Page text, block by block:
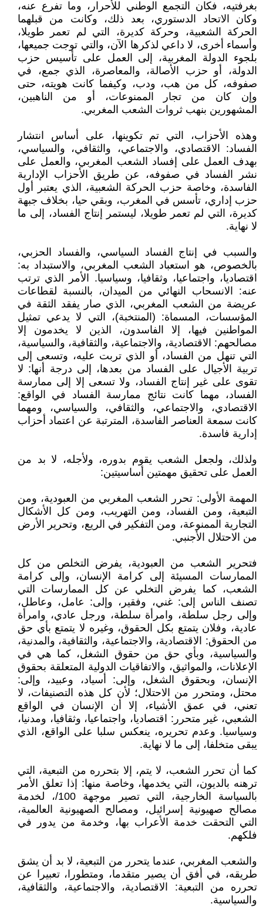
بغرفتيه، فكان التجمع الوطني للأحرار، وما تفرع عنه،
وكان الاتحاد الدستوري، بعد ذلك، وكانت من قبلهما
الحركة الشعبية، وحركة كديرة، التي لم تعمر طويلا،
وأسماء أخرى، لا داعي لذكرها الآن، والتي توجت جميعها،
بلجوء الدولة المغربية، إلى العمل على تأسيس حزب
الدولة، أو حزب الأصالة، والمعاصرة، الذي جمع، في
صفوفه، كل من هب، ودب، وكيفما كانت هويته، حتى
وإن كان من تجار الممنوعات، أو من الناهبين،
المشهورين بنهب ثروات الشعب المغربي.
وهذه الأحزاب، التي تم تكوينها، على أساس انتشار
الفساد: الاقتصادي، والاجتماعي، والثقافي، والسياسي،
بهدف العمل على إفساد الشعب المغربي، والعمل على
نشر الفساد في صفوفه، عن طريق الأحزاب الإدارية
الفاسدة، وخاصة حزب الحركة الشعبية، الذي يعتبر أول
حزب إداري، تأسس في المغرب، وبقي حيا، بخلاف جبهة
كديرة، التي لم تعمر طويلا، ليستمر إنتاج الفساد، إلى ما
لا نهاية.
والسبب في إنتاج الفساد السياسي، والفساد الحزبي،
بالخصوص، هو استعباد الشعب المغربي، والاستبداد به:
اقتصاديا، واجتماعيا، وثقافيا، وسياسيا. الأمر الذي ترتب
عنه: الانسحاب النهائي من الميدان، بالنسبة لقطاعات
عريضة من الشعب المغربي، الذي صار يفقد الثقة في
المؤسسات، المسماة: (المنتخبة)، التي لا يدعي تمثيل
المواطنين فيها، إلا الفاسدون، الذين لا يخدمون إلا
مصالحهم: الاقتصادية، والاجتماعية، والثقافية، والسياسية،
التي تنهل من الفساد، أو الذي تربت عليه، وتسعى إلى
تربية الأجيال على الفساد من بعدها، إلى درجة أنها: لا
تقوى على غير إنتاج الفساد، ولا تسعى إلا إلى ممارسة
الفساد، مهما كانت نتائج ممارسة الفساد في الواقع:
الاقتصادي، والاجتماعي، والثقافي، والسياسي، ومهما
كانت سمعة العناصر الفاسدة، المترتبة عن اعتماد أحزاب
إدارية فاسدة.
ولذلك، ولجعل الشعب يقوم بدوره، ولأجله، لا بد من
العمل على تحقيق مهمتين أساسيتين:
المهمة الأولى: تحرر الشعب المغربي من العبودية، ومن
التبعية، ومن الفساد، ومن التهريب، ومن كل الأشكال
التجارية الممنوعة، ومن التفكير في الريع، وتحرير الأرض
من الاحتلال الأجنبي.
فتحرير الشعب من العبودية، يفرض التخلص من كل
الممارسات المسيئة إلى كرامة الإنسان، وإلى كرامة
الشعب، كما يفرض التخلي عن كل الممارسات التي
تصنف الناس إلى: غني، وفقير، وإلى: عامل، وعاطل،
وإلى رجل سلطة، وامرأة سلطة، ورجل عادي، وامرأة
عادية، وفلان يتمتع بكل الحقوق، وغيره لا يتمتع بأي حق
من الحقوق: الاقتصادية، والاجتماعية، والثقافية، والمدنية،
والسياسية، وبأي حق من حقوق الشغل، كما هي في
الإعلانات، والمواثيق، والاتفاقيات الدولية المتعلقة بحقوق
الإنسان، وبحقوق الشغل، وإلى: أسياد، وعبيد، وإلى:
محتل، ومتحرر من الاحتلال؛ لأن كل هذه التصنيفات، لا
تعني، في عمق الأشياء، إلا أن الإنسان في الواقع
الشعبي، غير متحرر: اقتصاديا، واجتماعيا، وثقافيا، ومدنيا،
وسياسيا. وعدم تحريره، ينعكس سلبا على الواقع، الذي
يبقى متخلفا، إلى ما لا نهاية.
كما أن تحرر الشعب، لا يتم، إلا بتحرره من التبعية، التي
ترهنه بالديون، التي يخدمها، وخاصة منها: إذا تعلق الأمر
بالسياسة الخارجية، التي تصير موجهة 100/، لخدمة
مصالح صهيونية إسرائيل، ومصالح الصهيونية العالمية،
التي التحقت خدمة الأعراب بها، وخدمة من يدور في
فلكهم.
والشعب المغربي، عندما يتحرر من التبعية، لا بد أن يشق
طريقه، في أفق أن يصير متقدما، ومتطورا، تعبيرا عن
تحرره من التبعية: الاقتصادية، والاجتماعية، والثقافية،
والسياسية.